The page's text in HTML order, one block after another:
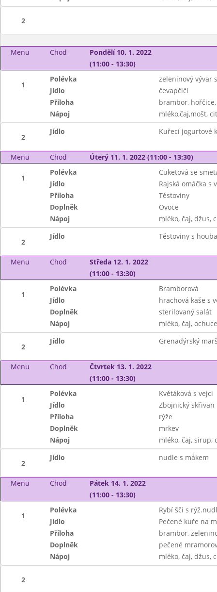
2
Menu Chod
Pondělí 10. 1. 2022
(11:00 - 13:30)
1
Polévka
zeleninový vývar
Jídlo
čevapčiči
Příloha
brambor,
Nápoj
mléko,čaj,mošt,
2
Jídlo Kuřecí jogurtové
Menu Chod Úterý 11. 1. 2022 (11:00 - 13:30)
1
Polévka
Cuketová se
Jídlo
Rajská omáčka s
Příloha
Těstoviny
Doplněk
Ovoce
Nápoj
mléko, čaj, džus,
2
Jídlo Těstoviny s
Menu Chod
Středa 12. 1. 2022
(11:00 - 13:30)
1
Polévka
Bramborová
Jídlo
hrachová kaše s
Doplněk
sterilovaný salát
Nápoj
mléko, čaj,
2
Jídlo Grenadýrský
Menu Chod
Čtvrtek 13. 1. 2022
(11:00 - 13:30)
1
Polévka
Květáková s vejci
Jídlo
Zbojnický skřivan
Příloha
rýže
Doplněk
mrkev
Nápoj
mléko, čaj, sirup,
2
Jídlo nudle s mákem
Menu Chod
Pátek 14. 1. 2022
(11:00 - 13:30)
1
Polévka
Rybí šči s
Jídlo
Pečené kuře na
Příloha
brambor,
Doplněk
pečené
Nápoj
mléko, čaj, džus,
2